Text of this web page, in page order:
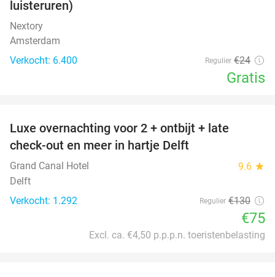
luisteruren)
Nextory
Amsterdam
Verkocht: 6.400
Regulier €24
Gratis
Luxe overnachting voor 2 + ontbijt + late
check-out en meer in hartje Delft
Grand Canal Hotel 9.6 star
Delft
Verkocht: 1.292
Regulier €130
€75
Excl. ca. €4,50 p.p.p.n. toeristenbelasting